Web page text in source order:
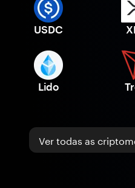
USDC
Lido
Ver todas as